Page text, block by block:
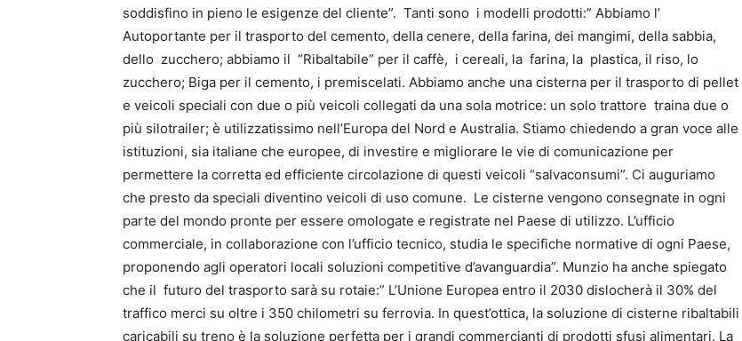
soddisfino in pieno le esigenze del cliente”. Tanti sono i modelli prodotti:” Abbiamo l’
Autoportante per il trasporto del cemento, della cenere, della farina, dei mangimi, della sabbia,
dello zucchero; abbiamo il “Ribaltabile” per il caffè, i cereali, la farina, la plastica, il riso, lo
zucchero; Biga per il cemento, i premiscelati. Abbiamo anche una cisterna per il trasporto di pellet
e veicoli speciali con due o più veicoli collegati da una sola motrice: un solo trattore traina due o
più silotrailer; è utilizzatissimo nell’Europa del Nord e Australia. Stiamo chiedendo a gran voce alle
istituzioni, sia italiane che europee, di investire e migliorare le vie di comunicazione per
permettere la corretta ed efficiente circolazione di questi veicoli “salvaconsumi”. Ci auguriamo
che presto da speciali diventino veicoli di uso comune. Le cisterne vengono consegnate in ogni
parte del mondo pronte per essere omologate e registrate nel Paese di utilizzo. L’ufficio
commerciale, in collaborazione con l’ufficio tecnico, studia le specifiche normative di ogni Paese,
proponendo agli operatori locali soluzioni competitive d’avanguardia”. Munzio ha anche spiegato
che il futuro del trasporto sarà su rotaie:” L’Unione Europea entro il 2030 dislocherà il 30% del
traffico merci su oltre i 350 chilometri su ferrovia. In quest’ottica, la soluzione di cisterne ribaltabili
caricabili su treno è la soluzione perfetta per i grandi commercianti di prodotti sfusi alimentari. La